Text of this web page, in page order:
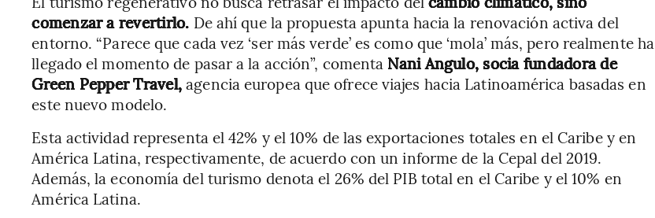
comenzar a revertirlo. De ahí que la propuesta apunta hacia la renovación activa del
entorno. “Parece que cada vez ‘ser más verde’ es como que ‘mola’ más, pero realmente ha
llegado el momento de pasar a la acción”, comenta Nani Angulo, socia fundadora de
Green Pepper Travel,agencia europea que ofrece viajes hacia Latinoamérica basadas en
este nuevo modelo.
Esta actividad representa el 42% y el 10% de las exportaciones totales en el Caribe y en
América Latina, respectivamente, de acuerdo con un informe de la Cepal del 2019.
Además, la economía del turismo denota el 26% del PIB total en el Caribe y el 10% en
América Latina.